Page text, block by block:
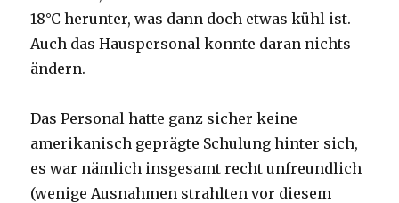
18°C herunter, was dann doch etwas kühl ist.
Auch das Hauspersonal konnte daran nichts
ändern.
Das Personal hatte ganz sicher keine
amerikanisch geprägte Schulung hinter sich,
es war nämlich insgesamt recht unfreundlich
(wenige Ausnahmen strahlten vor diesem